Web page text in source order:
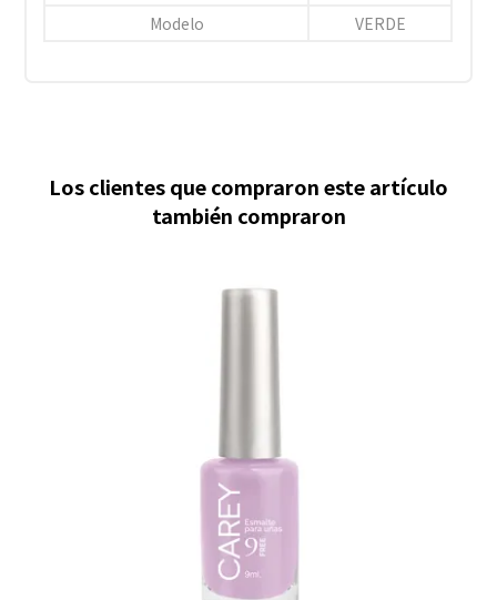
Modelo
VERDE
Los clientes que compraron este artículo
también compraron